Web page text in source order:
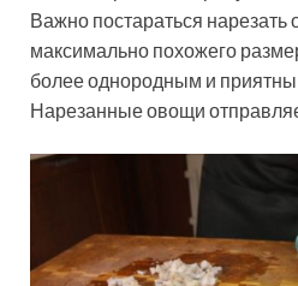
Важно постараться нарезать
максимально похожего
более однородным и
Нарезанные овощи